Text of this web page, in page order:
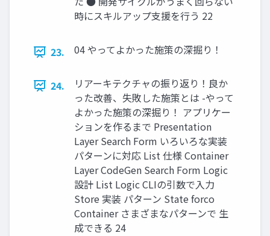
時にスキルアップ支援を行う 22
23. 04 やってよかった施策の深掘り！
24.
リアーキテクチャの振り返り！良か
った改善、失敗した施策とは -やって
よかった施策の深掘り！ アプリケー
ションを作るまで Presentation
Layer Search Form いろいろな実装
パターンに対応 List 仕様 Container
Layer CodeGen Search Form Logic
設計 List Logic CLIの引数で入力
Store 実装 パターン State forco
Container さまざまなパターンで 生
成できる 24